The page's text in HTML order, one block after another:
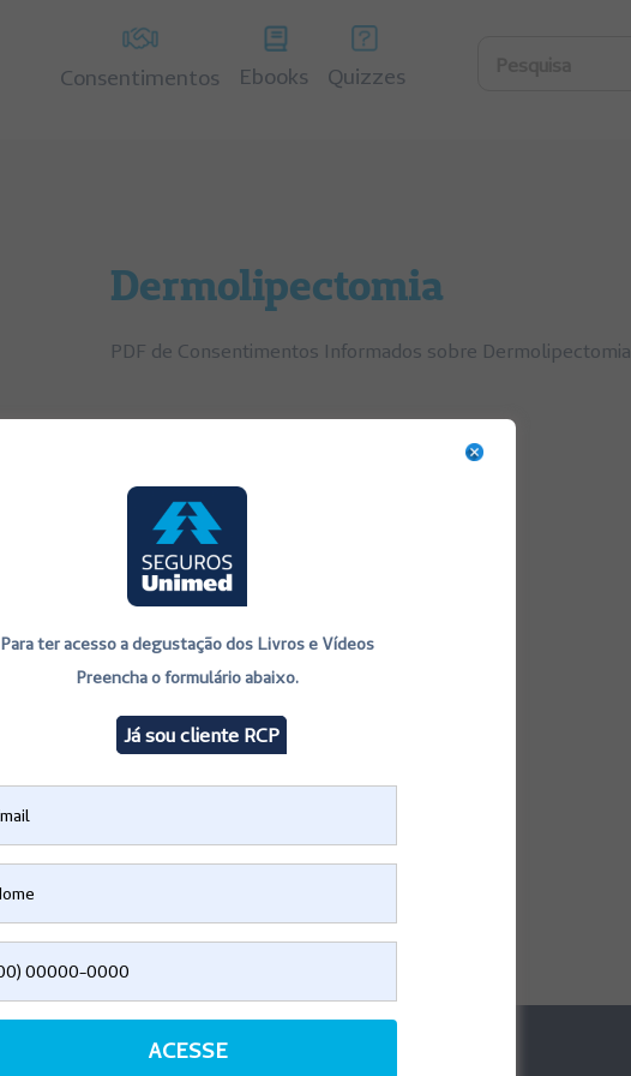
Consentimentos Ebooks Quizzes
Dermolipectomia
PDF de Consentimentos Informados sobre Dermolipectomia
Saúde
Para ter acesso a degustação dos Livros e Vídeos
Preencha o formulário abaixo.
Já sou cliente RCP